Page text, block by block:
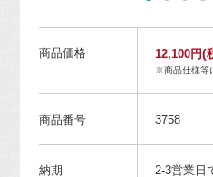
商品価格 12,100円(
※商品仕様等
商品番号 3758
納期 2-3営業日